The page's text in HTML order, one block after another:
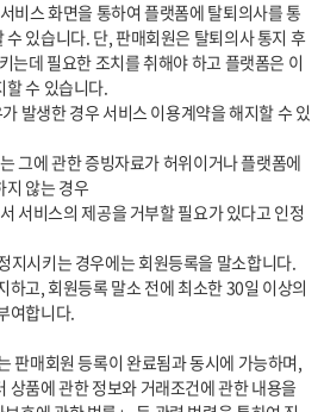
있습니다. 단, 판매회원은 탈퇴의사 통지 후
는데 필요한 조치를 취해야 하고 플랫폼은 이
할 수 있습니다.
지 않는 경우
하고, 회원등록 말소 전에 최소한 30일 이상의
여합니다.
상품에 관한 정보와 거래조건에 관한 내용을